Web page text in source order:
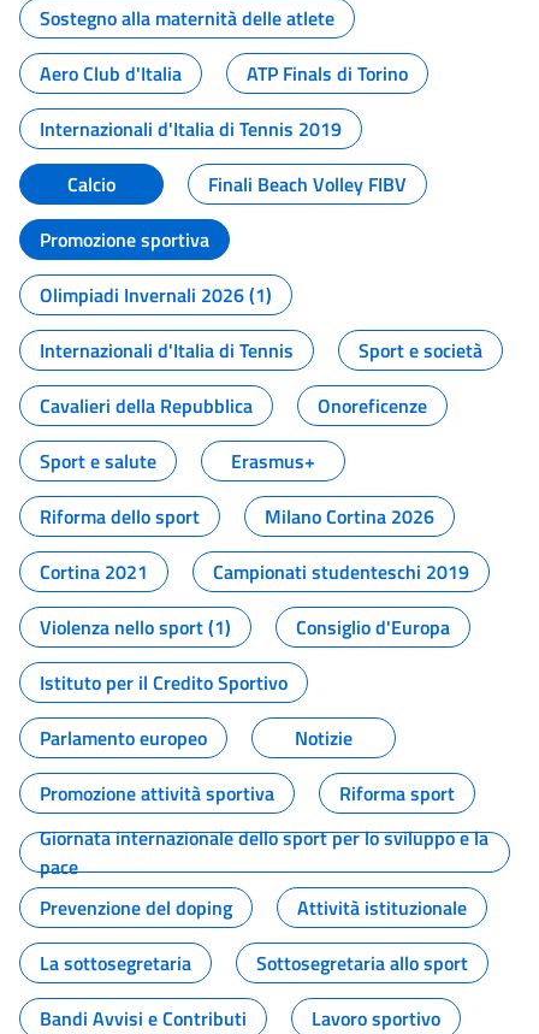
Sostegno alla maternità delle atlete
Aero Club d'Italia
ATP Finals di Torino
Internazionali d'Italia di Tennis 2019
Calcio
Finali Beach Volley FIBV
Promozione sportiva
Olimpiadi Invernali 2026 (1)
Internazionali d'Italia di Tennis
Sport e società
Cavalieri della Repubblica
Onoreficenze
Sport e salute
Erasmus+
Riforma dello sport
Milano Cortina 2026
Cortina 2021
Campionati studenteschi 2019
Violenza nello sport (1)
Consiglio d'Europa
Istituto per il Credito Sportivo
Parlamento europeo
Notizie
Promozione attività sportiva
Riforma sport
Giornata internazionale dello sport per lo sviluppo e la
pace
Prevenzione del doping
Attività istituzionale
La sottosegretaria
Sottosegretaria allo sport
Bandi Avvisi e Contributi
Lavoro sportivo